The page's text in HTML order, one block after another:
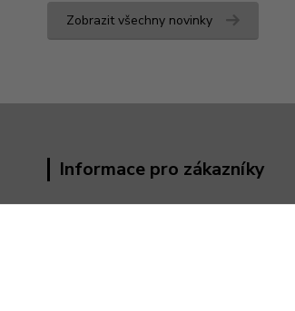
Zobrazit všechny novinky
Informace pro zákazníky